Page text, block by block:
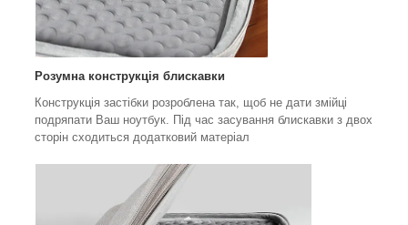
Розумна конструкція блискавки
Конструкція застібки розроблена так, щоб не дати змійці
подряпати Ваш ноутбук. Під час засування блискавки з двох
сторін сходиться додатковий матеріал